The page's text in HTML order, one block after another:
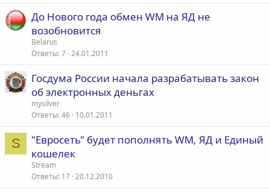
До Нового года обмен WM на ЯД не
возобновится
Belarus
Ответы 7 24.01.2011
Госдума России начала разрабатывать закон
об электронных деньгах
mysilver
Ответы 46 10.01.2011
S
"Евросеть" будет пополнять WM, ЯД и Единый
кошелек
Stream
Ответы 17 20.12.2010